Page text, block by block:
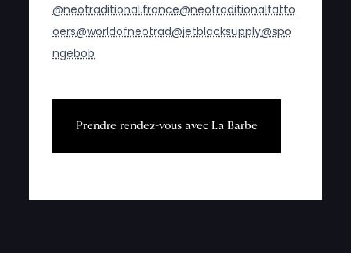
@neotraditional.france@neotraditionaltatto
oers@worldofneotrad@jetblacksupply@spo
ngebob
Prendre rendez-vous avec La Barbe